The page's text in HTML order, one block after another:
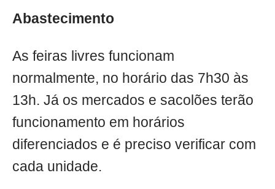
Abastecimento
As feiras livres funcionam
normalmente, no horário das 7h30 às
13h. Já os mercados e sacolões terão
funcionamento em horários
diferenciados e é preciso verificar com
cada unidade.